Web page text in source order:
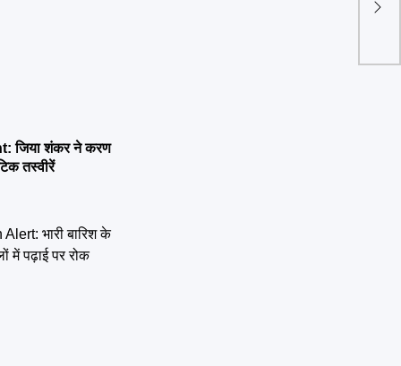
जिया शंकर ने करण
तस्वीरें